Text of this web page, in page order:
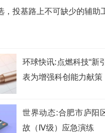
，投基路上不可缺少的辅助
环球快讯:点燃科技“新
表为增强科创能力献策
世界动态:合肥市庐阳
故（Ⅳ级）应急演练